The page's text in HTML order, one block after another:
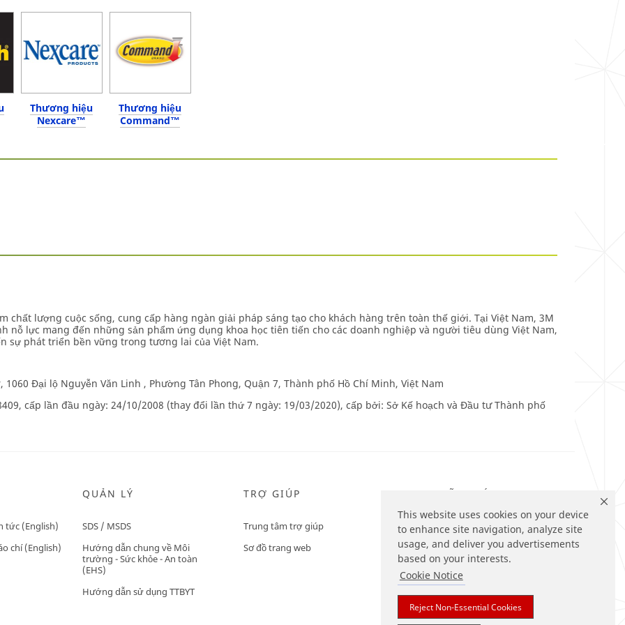
This website uses cookies on your device
to enhance site navigation, analyze site
usage, and deliver you advertisements
based on your interests.
Cookie Notice
Reject Non-Essential Cookies
Thương hiệu
Nexcare™
Thương hiệu
Command™
chất lượng cuộc sống, cung cấp hàng ngàn giải pháp sáng tạo cho khách hàng trên toàn thế giới. Tại Việt Nam, 3M
nỗ lực mang đến những sản phẩm ứng dụng khoa học tiên tiến cho các doanh nghiệp và người tiêu dùng Việt Nam,
sự phát triển bền vững trong tương lai của Việt Nam.
Đại lộ Nguyễn Văn Linh , Phường Tân Phong, Quận 7, Thành phố Hồ Chí Minh, Việt Nam
cấp lần đầu ngày: 24/10/2008 (thay đổi lần thứ 7 ngày: 19/03/2020), cấp bởi: Sở Kế hoạch và Đầu tư Thành phố
tức (English)
chí (English)
QUẢN LÝ
SDS / MSDS
Hướng dẫn chung về Môi
trường - Sức khỏe - An toàn
(EHS)
Hướng dẫn sử dụng TTBYT
TRỢ GIÚP
Trung tâm trợ giúp
Sơ đồ trang web
THEO DÕI CHÚNG